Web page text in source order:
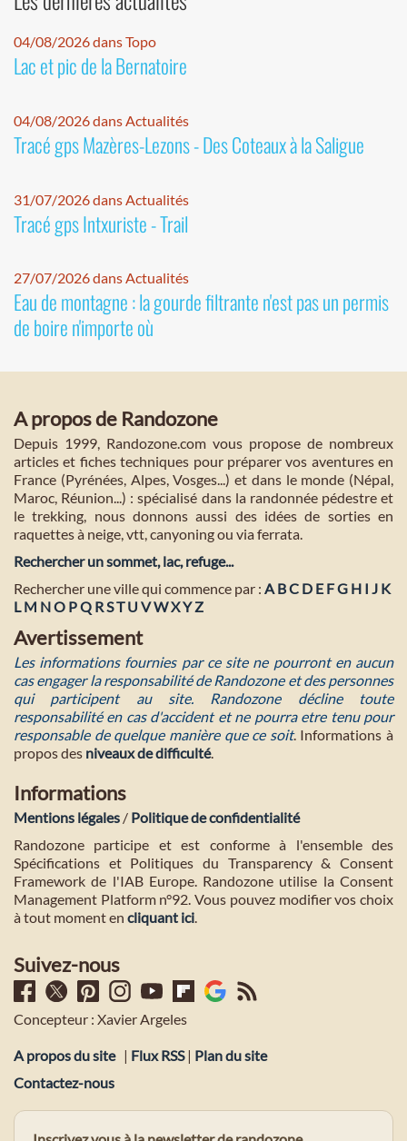
04/08/2026 dans Topo
Lac et pic de la Bernatoire
04/08/2026 dans Actualités
Tracé gps Mazères-Lezons - Des Coteaux à la Saligue
31/07/2026 dans Actualités
Tracé gps Intxuriste - Trail
27/07/2026 dans Actualités
Eau de montagne : la gourde filtrante n'est pas un permis
de boire n'importe où
A propos de Randozone
Depuis 1999, Randozone.com vous propose de nombreux
articles et fiches techniques pour préparer vos aventures en
France (Pyrénées, Alpes, Vosges...) et dans le monde (Népal,
Maroc, Réunion...) : spécialisé dans la randonnée pédestre et
le trekking, nous donnons aussi des idées de sorties en
raquettes à neige, vtt, canyoning ou via ferrata.
Rechercher un sommet, lac, refuge...
Rechercher une ville qui commence par : A BC D E FG H I J K
L M NO PQ RST U VWXYZ
Avertissement
Les informations fournies par ce site ne pourront en aucun
cas engager la responsabilité de Randozone et des personnes
qui participent au site. Randozone décline toute
responsabilité en cas d'accident et ne pourra etre tenu pour
responsable de quelque manière que ce soit. Informations à
propos des niveaux de difficulté.
Informations
Mentions légales / Politique de confidentialité
Randozone participe et est conforme à l'ensemble des
Spécifications et Politiques du Transparency & Consent
Framework de l'IAB Europe. Randozone utilise la Consent
Management Platform n°92. Vous pouvez modifier vos choix
à tout moment en cliquant ici.
Suivez-nous
Concepteur : Xavier Argeles
A propos du site | Flux RSS| Plan du site
Contactez-nous